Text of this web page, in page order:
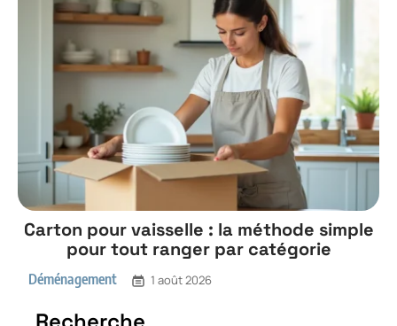
Carton pour vaisselle : la méthode simple
pour tout ranger par catégorie
Déménagement 1 août 2026